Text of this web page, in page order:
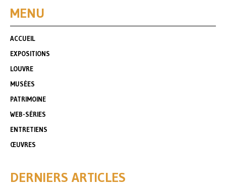
MENU
ACCUEIL
EXPOSITIONS
LOUVRE
MUSÉES
PATRIMOINE
WEB-SÉRIES
ENTRETIENS
ŒUVRES
DERNIERS ARTICLES